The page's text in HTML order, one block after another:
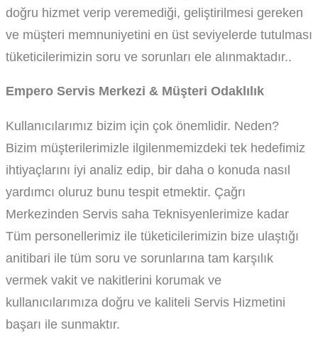
doğru hizmet verip veremediği, geliştirilmesi gereken
ve müşteri memnuniyetini en üst seviyelerde tutulması
tüketicilerimizin soru ve sorunları ele alınmaktadır..
Empero Servis Merkezi & Müşteri Odaklılık
Kullanıcılarımız bizim için çok önemlidir. Neden?
Bizim müşterilerimizle ilgilenmemizdeki tek hedefimiz
ihtiyaçlarını iyi analiz edip, bir daha o konuda nasıl
yardımcı oluruz bunu tespit etmektir. Çağrı
Merkezinden Servis saha Teknisyenlerimize kadar
Tüm personellerimiz ile tüketicilerimizin bize ulaştığı
anitibari ile tüm soru ve sorunlarına tam karşılık
vermek vakit ve nakitlerini korumak ve
kullanıcılarımıza doğru ve kaliteli Servis Hizmetini
başarı ile sunmaktır.